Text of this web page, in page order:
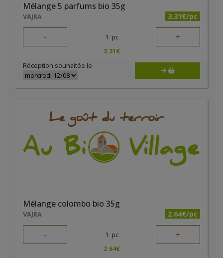
Mélange 5 parfums bio 35g
VAJRA 3.31€/pc
- 1 pc +
3.31€
Réception souhaitée le
Mélange colombo bio 35g
VAJRA 2.64€/pc
- 1 pc +
2.64€